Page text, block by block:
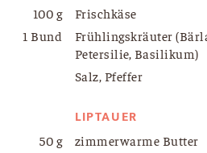
100 g
Frischkäse
1 Bund
Frühlingskräuter
Petersilie, Basilikum)
Salz, Pfeffer
LIPTAUER
50 g
zimmerwarme Butter